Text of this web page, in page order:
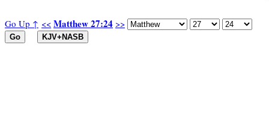
Go Up ↑ << Matthew 27:24 >>